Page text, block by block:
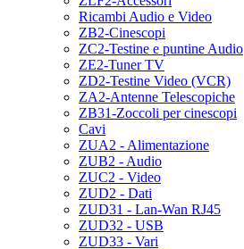
Ricambi Audio e Video
ZB2-Cinescopi
ZC2-Testine e puntine Audio
ZE2-Tuner TV
ZD2-Testine Video (VCR)
ZA2-Antenne Telescopiche
ZB31-Zoccoli per cinescopi
Cavi
ZUA2 - Alimentazione
ZUB2 - Audio
ZUC2 - Video
ZUD2 - Dati
ZUD31 - Lan-Wan RJ45
ZUD32 - USB
ZUD33 - Vari